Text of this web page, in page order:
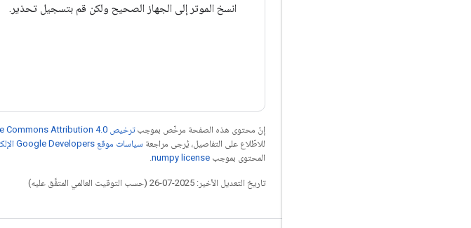
انسخ الموتر إلى الجهاز الصحيح ولكن قم بتسجيل تحذير.
إنّ محتوى هذه الصفحة مرخّص بموجبترخيص Creative Commons Attribution 4.0‏
للاطّلاع على التفاصيل، يُرجى مراجعة سياسات موقع Google Developers الإلكتروني
المحتوى بموجب numpy license
تاريخ التعديل الأخير: 2025-07-26 (حسب التوقيت العالمي المتفَّق عليه)